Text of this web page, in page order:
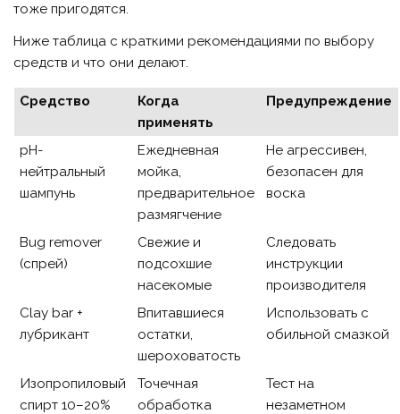
тоже пригодятся.
Ниже таблица с краткими рекомендациями по выбору
средств и что они делают.
Средство
Когда
применять
Предупреждение
pH-
нейтральный
шампунь
Ежедневная
мойка,
предварительное
размягчение
Не агрессивен,
безопасен для
воска
Bug remover
(спрей)
Свежие и
подсохшие
насекомые
Следовать
инструкции
производителя
Clay bar +
лубрикант
Впитавшиеся
остатки,
шероховатость
Использовать с
обильной смазкой
Изопропиловый
спирт 10–20%
Точечная
обработка
Тест на
незаметном